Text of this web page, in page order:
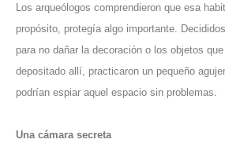
Los arqueólogos comprendieron que esa
propósito, protegía algo importante.
para no dañar la decoración o los objetos
depositado allí, practicaron un pequeño
podrían espiar aquel espacio sin problemas.
Una cámara secreta